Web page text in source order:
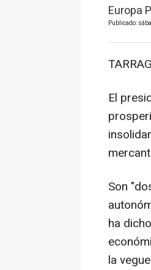
Europa
Publicado:
El
Son
ha
la